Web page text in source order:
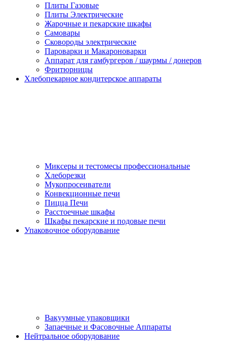
Плиты Газовые
Плиты Электрические
Жарочные и пекарские шкафы
Самовары
Сковороды электрические
Пароварки и Макароноварки
Аппарат для гамбургеров / шаурмы / донеров
Фритюрницы
Хлебопекарное кондитерское аппараты
Миксеры и тестомесы профессиональные
Хлеборезки
Мукопросеиватели
Конвекционные печи
Пицца Печи
Расстоечные шкафы
Шкафы пекарские и подовые печи
Упаковочное оборудование
Вакуумные упаковщики
Запаечные и Фасовочные Аппараты
Нейтральное оборудование